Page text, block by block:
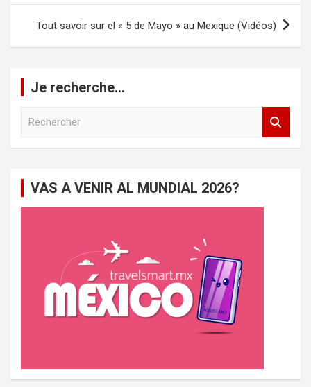
l’article
Tout savoir sur el « 5 de Mayo » au Mexique (Vidéos)
Je recherche…
c
VAS A VENIR AL MUNDIAL 2026?